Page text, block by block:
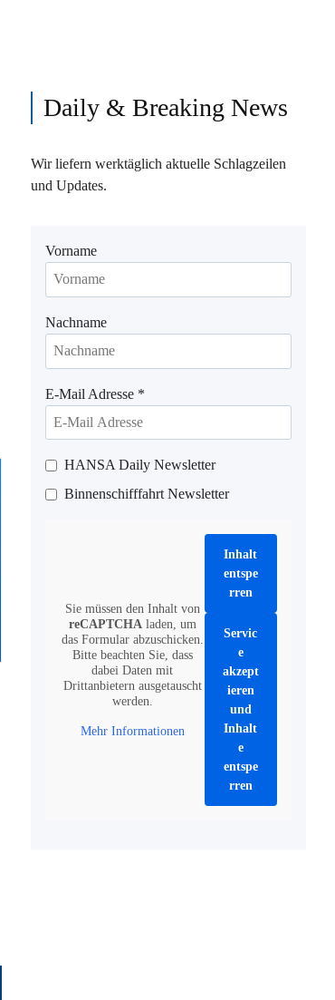
Daily & Breaking News
Wir liefern werktäglich aktuelle Schlagzeilen
und Updates.
Vorname
Nachname
E-Mail Adresse *
HANSA Daily Newsletter
Binnenschifffahrt Newsletter
Sie müssen den Inhalt von
reCAPTCHAladen, um
das Formular abzuschicken.
Bitte beachten Sie, dass
dabei Daten mit
Drittanbietern ausgetauscht
werden.
Mehr Informationen
Inhalt
entspe
rren
Servic
e
akzept
ieren
und
Inhalt
e
entspe
rren